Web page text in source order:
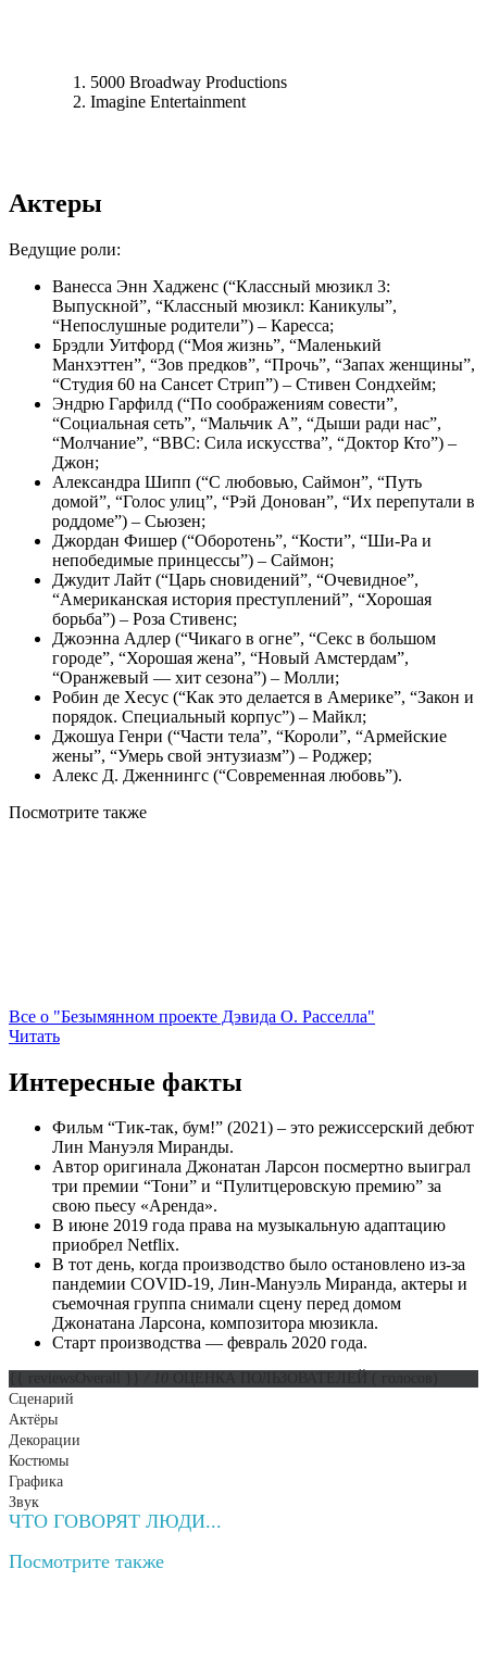
5000 Broadway Productions
Imagine Entertainment
Актеры
Ведущие роли:
Ванесса Энн Хадженс (“Классный мюзикл 3:
Выпускной”, “Классный мюзикл: Каникулы”,
“Непослушные родители”) – Каресса;
Брэдли Уитфорд (“Моя жизнь”, “Маленький
Манхэттен”, “Зов предков”, “Прочь”, “Запах женщины”,
“Студия 60 на Сансет Стрип”) – Стивен Сондхейм;
Эндрю Гарфилд (“По соображениям совести”,
“Социальная сеть”, “Мальчик А”, “Дыши ради нас”,
“Молчание”, “BBC: Сила искусства”, “Доктор Кто”) –
Джон;
Александра Шипп (“С любовью, Саймон”, “Путь
домой”, “Голос улиц”, “Рэй Донован”, “Их перепутали в
роддоме”) – Сьюзен;
Джордан Фишер (“Оборотень”, “Кости”, “Ши-Ра и
непобедимые принцессы”) – Саймон;
Джудит Лайт (“Царь сновидений”, “Очевидное”,
“Американская история преступлений”, “Хорошая
борьба”) – Роза Стивенс;
Джоэнна Адлер (“Чикаго в огне”, “Секс в большом
городе”, “Хорошая жена”, “Новый Амстердам”,
“Оранжевый — хит сезона”) – Молли;
Робин де Хесус (“Как это делается в Америке”, “Закон и
порядок. Специальный корпус”) – Майкл;
Джошуа Генри (“Части тела”, “Короли”, “Армейские
жены”, “Умерь свой энтузиазм”) – Роджер;
Алекс Д. Дженнингс (“Современная любовь”).
Посмотрите также
Все о "Безымянном проекте Дэвида О. Расселла"
Читать
Интересные факты
Фильм “Тик-так, бум!” (2021) – это режиссерский дебют
Лин Мануэля Миранды.
Автор оригинала Джонатан Ларсон посмертно выиграл
три премии “Тони” и “Пулитцеровскую премию” за
свою пьесу «Аренда».
В июне 2019 года права на музыкальную адаптацию
приобрел Netflix.
В тот день, когда производство было остановлено из-за
пандемии COVID-19, Лин-Мануэль Миранда, актеры и
съемочная группа снимали сцену перед домом
Джонатана Ларсона, композитора мюзикла.
Старт производства — февраль 2020 года.
Сценарий
Актёры
Декорации
Костюмы
Графика
Звук
ЧТО ГОВОРЯТ ЛЮДИ...
Посмотрите также